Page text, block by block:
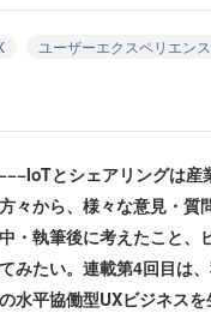
ユーザーエクスペリエンス
とシェアリングは産
々から、様々な意見・
・執筆後に考えたこと
みたい。連載第4回目は
水平協働型UXビジネス